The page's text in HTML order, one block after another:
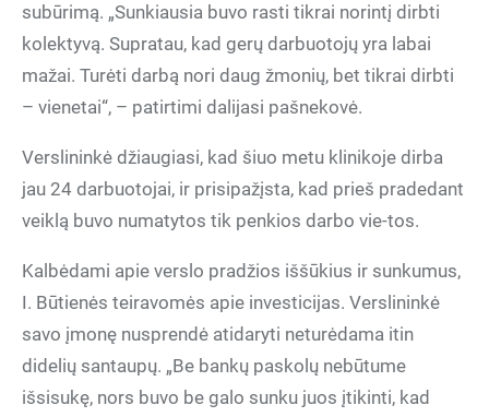
subūrimą. „Sunkiausia buvo rasti tikrai norintį dirbti
kolektyvą. Supratau, kad gerų darbuotojų yra labai
mažai. Turėti darbą nori daug žmonių, bet tikrai dirbti
– vienetai“, – patirtimi dalijasi pašnekovė.
Verslininkė džiaugiasi, kad šiuo metu klinikoje dirba
jau 24 darbuotojai, ir prisipažįsta, kad prieš pradedant
veiklą buvo numatytos tik penkios darbo vie-tos.
Kalbėdami apie verslo pradžios iššūkius ir sunkumus,
I. Būtienės teiravomės apie investicijas. Verslininkė
savo įmonę nusprendė atidaryti neturėdama itin
didelių santaupų. „Be bankų paskolų nebūtume
išsisukę, nors buvo be galo sunku juos įtikinti, kad